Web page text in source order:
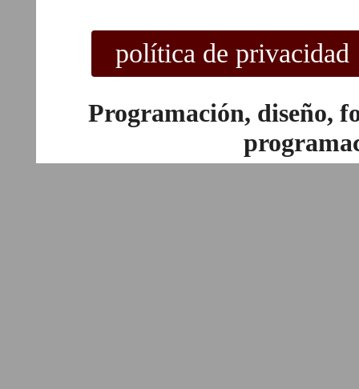
Programación, diseño,